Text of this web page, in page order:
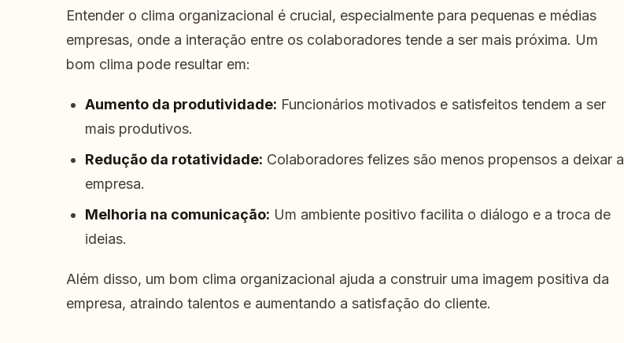
Entender o clima organizacional é crucial, especialmente para pequenas e médias
empresas, onde a interação entre os colaboradores tende a ser mais próxima. Um
bom clima pode resultar em:
Aumento da produtividade: Funcionários motivados e satisfeitos tendem a ser
mais produtivos.
Redução da rotatividade: Colaboradores felizes são menos propensos a deixar a
empresa.
Melhoria na comunicação: Um ambiente positivo facilita o diálogo e a troca de
ideias.
Além disso, um bom clima organizacional ajuda a construir uma imagem positiva da
empresa, atraindo talentos e aumentando a satisfação do cliente.